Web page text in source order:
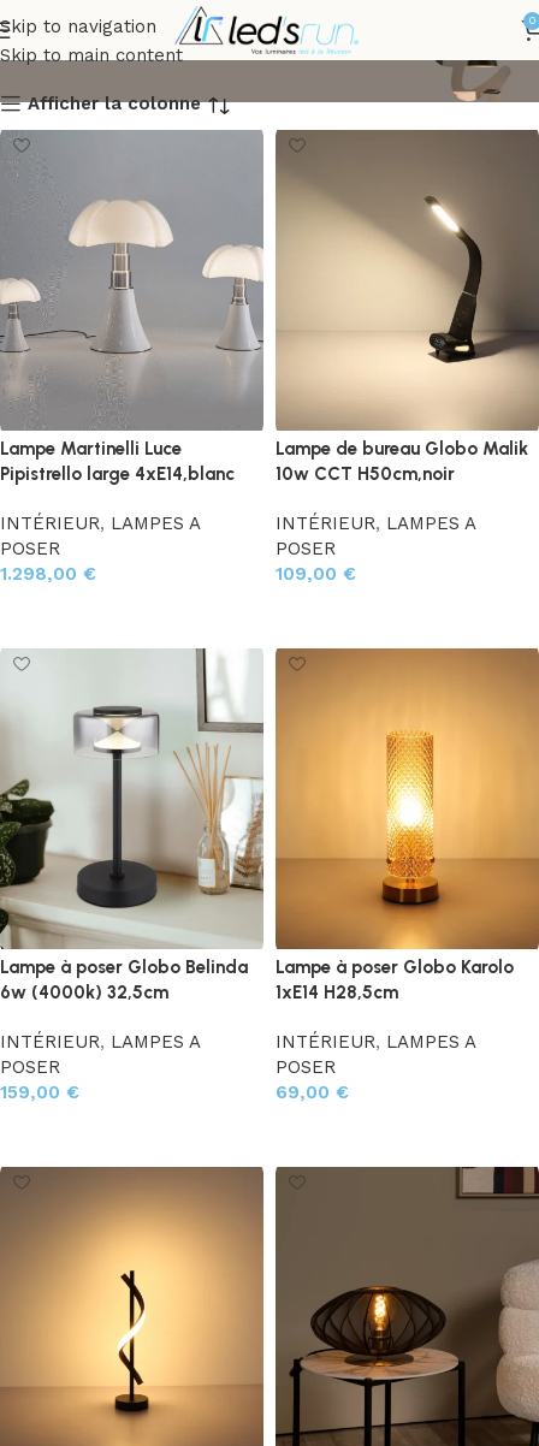
Skip to navigation
Skip to main content
0
LAMPES A POSER
Afficher la colonne
Lampe Martinelli Luce
Pipistrello large 4xE14,blanc
INTÉRIEUR, LAMPES A
POSER
1.298,00 €
Lampe de bureau Globo Malik
10w CCT H50cm,noir
INTÉRIEUR, LAMPES A
POSER
109,00 €
Lampe à poser Globo Belinda
6w (4000k) 32,5cm
INTÉRIEUR, LAMPES A
POSER
159,00 €
Lampe à poser Globo Karolo
1xE14 H28,5cm
INTÉRIEUR, LAMPES A
POSER
69,00 €